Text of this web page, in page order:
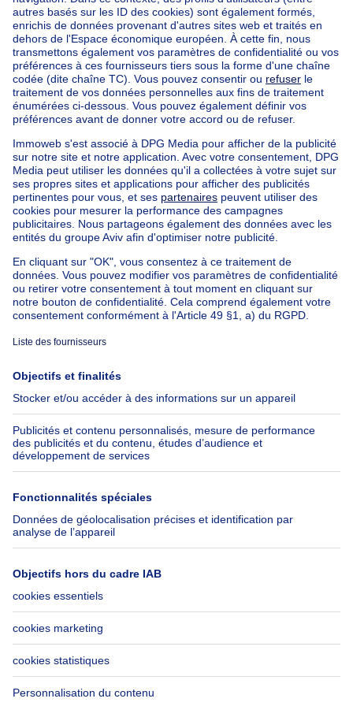
Acheter votre maison à Lierneux
Trouvez d'autres propriétésMaison à vendre Limbourg
Maison à vendre Arbrefontaine
Maison à vendre Bra
Immeuble à appartements à vendre
Maison Bel-étage à vendre
Bien exceptionnel à vendre
Ferme à vendre
Bungalow à vendre
Chalet à vendre
Château à vendre
Maison de campagne à vendre
Immeuble mixte à vendre
Autres biens à vendre
Manoir à vendre
Maison à vendre pas cher à Lierneux
Nos maisons hors de la Belgique
Maison à vendre France
Maison à vendre Espagne
Maison à vendre Italie
Maison à vendre Luxembourg
Maison à vendre Pays-bas
À propos
Immoweb
Presse
Emplois
Groupe Axel Springer
SeLoger.com
Immowelt.de
Outils
Belfius
Assurances
Check-list déménagement
Aide
FAQ
Accessibilité
Contactez-nous
Suivez-nous
LinkedIn
Immoweb SA © 2026 - Tous droits réservés
Conditions d'utilisation Gestion des cookies
Vie privée